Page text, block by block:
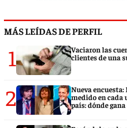
MÁS LEÍDAS DE PERFIL
1
Vaciaron las
clientes de una
2
Nueva
medido en cada
país: dónde